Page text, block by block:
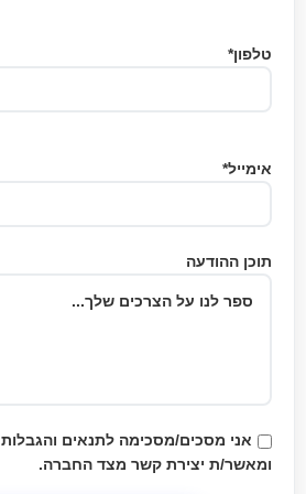
טלפון*
אימייל*
תוכן ההודעה
אני מסכים/מסכימה לתנאים והגבלות
ומאשר/ת יצירת קשר מצד החברה.